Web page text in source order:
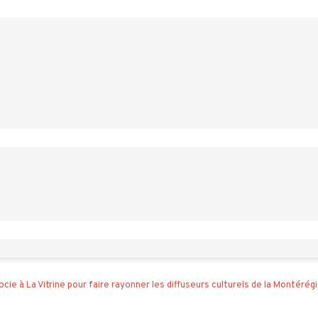
à La Vitrine pour faire rayonner les diffuseurs culturels de la